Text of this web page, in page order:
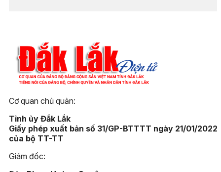
Cơ quan chủ quản:
Tỉnh ủy Đắk Lắk
Giấy phép xuất bản số 31/GP-BTTTT ngày 21/01/2022
của bộ TT-TT
Giám đốc: